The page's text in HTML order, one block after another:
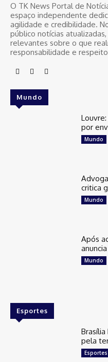
O TK News Portal de
espaço independente
agilidade e credibilidade.
público notícias
relevantes sobre o que
responsabilidade e
Mundo
por
Mundo
critica
Mundo
Após
Mundo
Esportes
pela
Esportes